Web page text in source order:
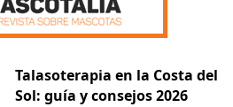
Talasoterapia en la Costa del
Sol: guía y consejos 2026